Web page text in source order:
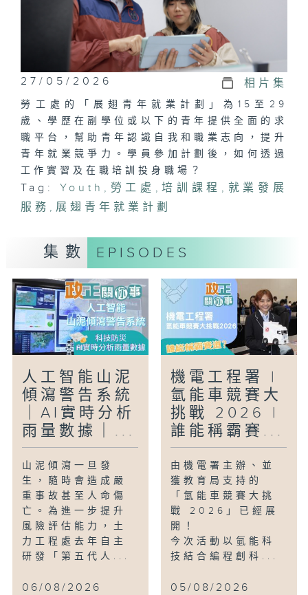
27/05/2026 相片集
勞工處的「展翅青年就業計劃」為15至29
歲、學歷在副學位或以下的青年提供全面的求
職平台，幫助青年認識自我和職業志向，提升
青年就業競爭力。學員參加計劃後，如何透過
工作實習及在職培訓投身職場？
Tag: Youth , 勞工處 , 培訓課程 , 就業發展
服務 , 展翅青年就業計劃
集數 EPISODES
人工智能山泥
傾瀉警告系統
｜AI實時分析
雨量數據｜...
山泥傾瀉一旦發
生，隨時會造成嚴
重事故甚至人命傷
亡。為進一步提升
風險評估能力，土
力工程處去年自主
研發「第五代人...
06/08/2026
機電工程署 |
氫能車競賽大
挑戰 2026 |
誰能稱霸賽...
由機電署主辦、並
獲教育局支持的
「氫能車競賽大挑
戰 2026」已經展
開！
今次活動以氫能科
技結合編程創科...
05/08/2026